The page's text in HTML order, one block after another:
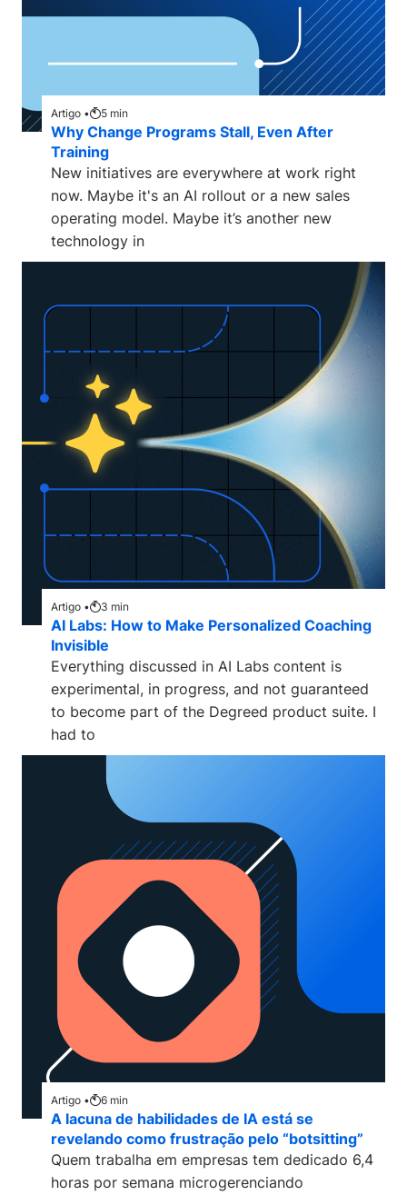
Artigo • 5 min
Why Change Programs Stall, Even After
Training
New initiatives are everywhere at work right
now. Maybe it's an AI rollout or a new sales
operating model. Maybe it’s another new
technology in
Artigo • 3 min
AI Labs: How to Make Personalized Coaching
Invisible
Everything discussed in AI Labs content is
experimental, in progress, and not guaranteed
to become part of the Degreed product suite. I
had to
Artigo • 6 min
A lacuna de habilidades de IA está se
revelando como frustração pelo “botsitting”
Quem trabalha em empresas tem dedicado 6,4
horas por semana microgerenciando